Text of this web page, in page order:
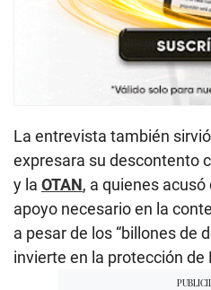
La entrevista también
expresara su descontento
y la OTAN, a quienes acusó
apoyo necesario en la
a pesar de los “billones de
invierte en la protección de